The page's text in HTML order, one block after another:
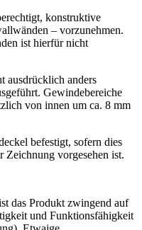
konstruktive
– vorzunehmen.
ist hierfür nicht
ausdrücklich anders
Gewindebereiche
von innen um ca. 8 mm
befestigt, sofern dies
Zeichnung vorgesehen ist.
das Produkt zwingend auf
und Funktionsfähigkeit